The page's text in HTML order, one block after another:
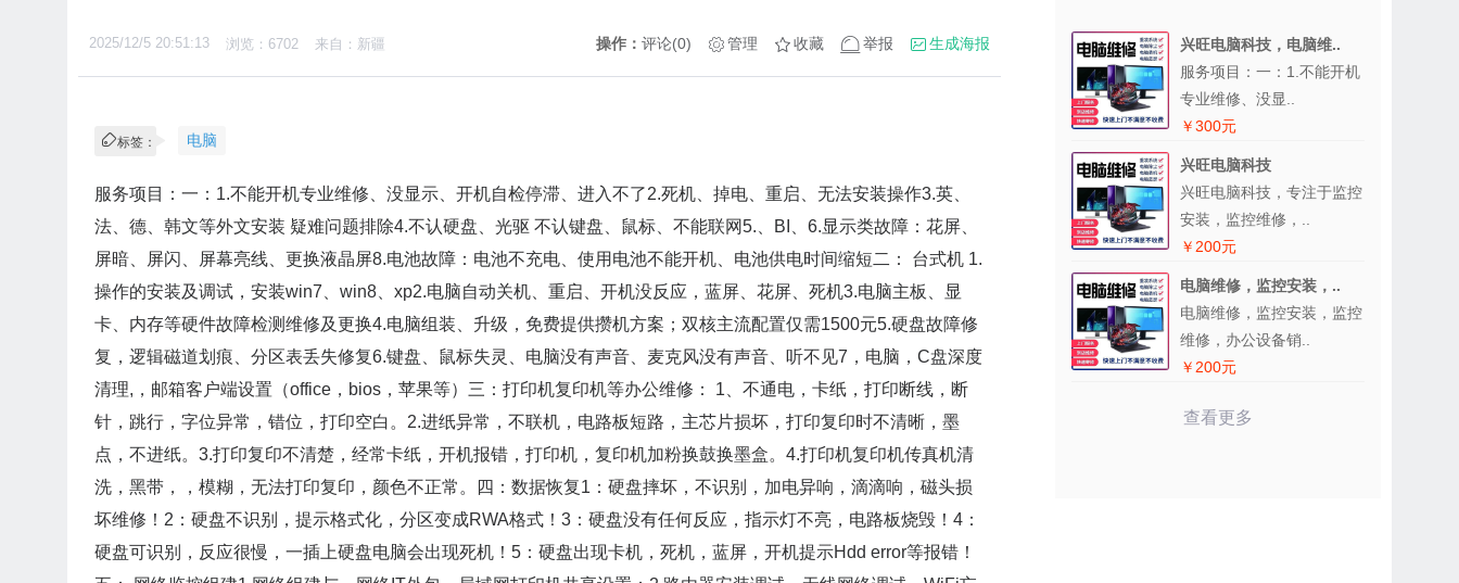
2025/12/5 20:51:13 浏览：6702 来自：新疆 操作： 评论(0) 管理 收藏 举报 生成海报
标签： 电脑
服务项目：一：1.不能开机专业维修、没显示、开机自检停滞、进入不了2.死机、掉电、重启、无法安装操作3.英、
法、德、韩文等外文安装 疑难问题排除4.不认硬盘、光驱 不认键盘、鼠标、不能联网5.、BI、6.显示类故障：花屏、
屏暗、屏闪、屏幕亮线、更换液晶屏8.电池故障：电池不充电、使用电池不能开机、电池供电时间缩短二： 台式机 1.
操作的安装及调试，安装win7、win8、xp2.电脑自动关机、重启、开机没反应，蓝屏、花屏、死机3.电脑主板、显
卡、内存等硬件故障检测维修及更换4.电脑组装、升级，免费提供攒机方案；双核主流配置仅需1500元5.硬盘故障修
复，逻辑磁道划痕、分区表丢失修复6.键盘、鼠标失灵、电脑没有声音、麦克风没有声音、听不见7，电脑，C盘深度
清理,，邮箱客户端设置（office，bios，苹果等）三：打印机复印机等办公维修： 1、不通电，卡纸，打印断线，断
针，跳行，字位异常，错位，打印空白。2.进纸异常，不联机，电路板短路，主芯片损坏，打印复印时不清晰，墨
点，不进纸。3.打印复印不清楚，经常卡纸，开机报错，打印机，复印机加粉换鼓换墨盒。4.打印机复印机传真机清
洗，黑带，，模糊，无法打印复印，颜色不正常。四：数据恢复1：硬盘摔坏，不识别，加电异响，滴滴响，磁头损
坏维修！2：硬盘不识别，提示格式化，分区变成RWA格式！3：硬盘没有任何反应，指示灯不亮，电路板烧毁！4：
硬盘可识别，反应很慢，一插上硬盘电脑会出现死机！5：硬盘出现卡机，死机，蓝屏，开机提示Hdd error等报错！
兴旺电脑科技，电脑维..
服务项目：一：1.不能开机
专业维修、没显..
￥300元
兴旺电脑科技
兴旺电脑科技，专注于监控
安装，监控维修，..
￥200元
电脑维修，监控安装，..
电脑维修，监控安装，监控
维修，办公设备销..
￥200元
查看更多